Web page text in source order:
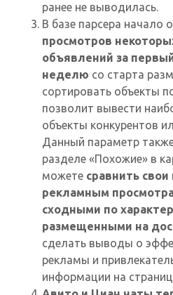
ранее не выводилась.
В базе парсера начало
просмотров
объявлений за
неделю со старта
сортировать объекты
позволит вывести
объекты конкурентов
Данный параметр
разделе «Похожие» в
можете сравнить
рекламным
сходными по
размещенными на
сделать выводы о
рекламы и
информации на